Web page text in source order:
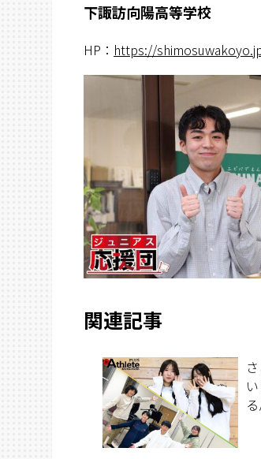
下諏訪向陽高等学校
HP： https://
関連記事